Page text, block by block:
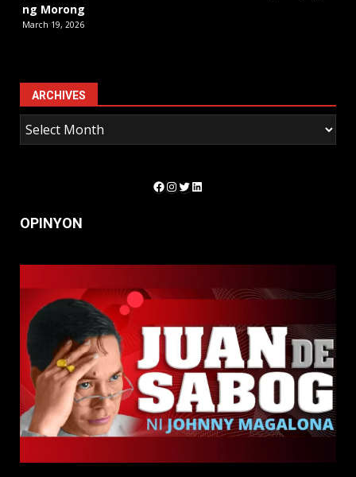
ng Morong
March 19, 2026
ARCHIVES
Facebook
Instagram
Twitter
LinkedIn
OPINYON